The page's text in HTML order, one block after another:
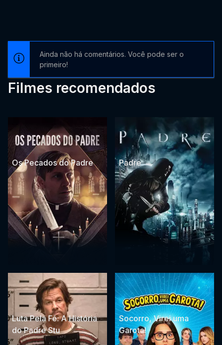
Ainda não há comentários. Você pode ser o
primeiro!
Filmes recomendados
Os Pecados do Padre Padre
Luta Pela Fé: A História
do Padre Stu
Socorro, Virei uma
Garota!